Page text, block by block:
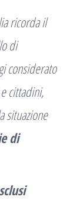
ricorda il
di
considerato
cittadini,
situazione
di